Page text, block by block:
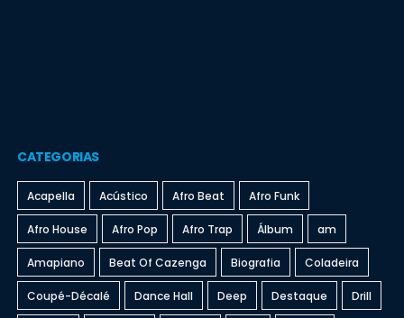
CATEGORIAS
Acapella Acústico Afro Beat Afro Funk
Afro House Afro Pop Afro Trap Álbum am
Amapiano Beat Of Cazenga Biografia Coladeira
Coupé-Décalé Dance Hall Deep Destaque Drill